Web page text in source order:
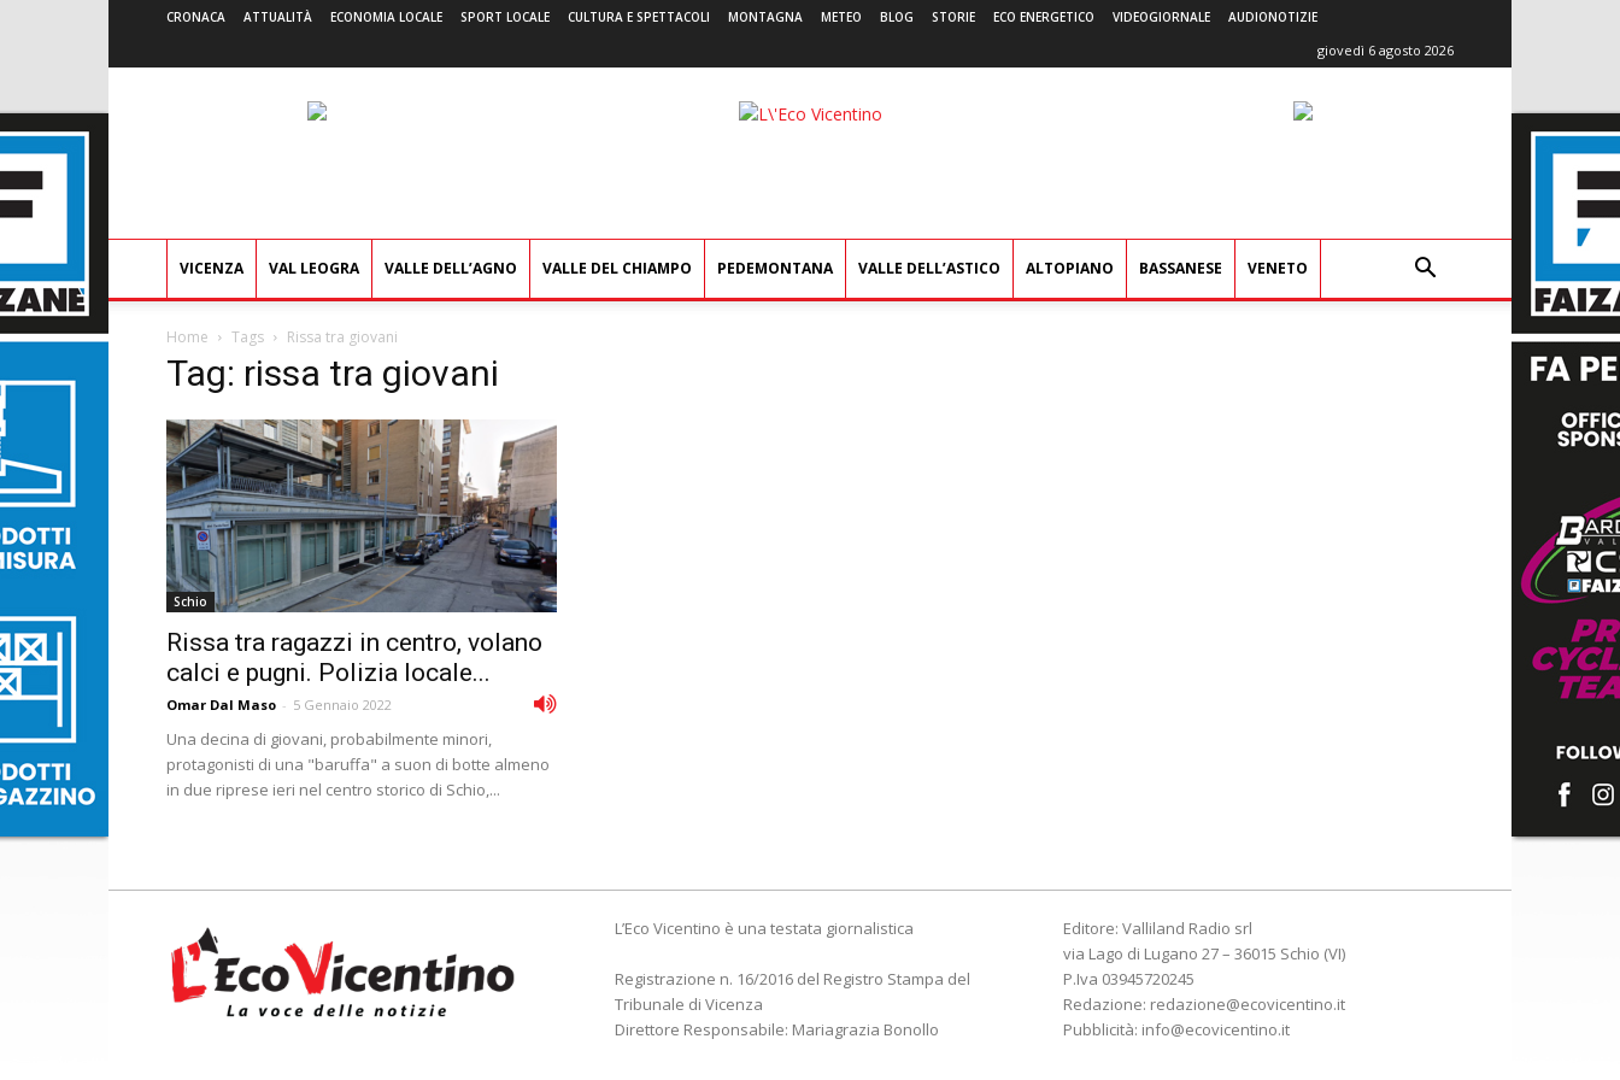
CRONACA ATTUALITÀ ECONOMIA LOCALE SPORT LOCALE CULTURA E SPETTACOLI MONTAGNA METEO BLOG STORIE ECO ENERGETICO VIDEOGIORNALE AUDIONOTIZIE
giovedì 6 agosto 2026
L'Eco
VICENZA VAL LEOGRA VALLE DELL’AGNO VALLE DEL CHIAMPO PEDEMONTANA VALLE DELL’ASTICO ALTOPIANO BASSANESE VENETO
Home Tags Rissa tra giovani
Tag: rissa tra giovani
Schio
Rissa tra ragazzi in centro, volano
calci e pugni. Polizia locale...
Omar Dal Maso - 5 Gennaio 2022
Una decina di giovani, probabilmente minori,
protagonisti di una "baruffa" a suon di botte almeno
in due riprese ieri nel centro storico di Schio,...
L’Eco Vicentino è una testata giornalistica
Registrazione n. 16/2016 del Registro Stampa del
Tribunale di Vicenza
Direttore Responsabile: Mariagrazia Bonollo
Editore: Valliland Radio srl
via Lago di Lugano 27 – 36015 Schio (VI)
P.Iva 03945720245
Redazione: redazione@ecovicentino.it
Pubblicità: info@ecovicentino.it